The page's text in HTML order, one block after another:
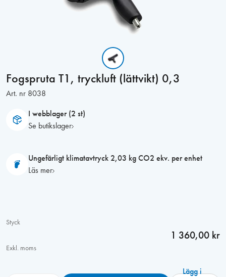
Fogspruta T1, tryckluft (lättvikt) 0,3
Art. nr 8038
I webblager (2 st)
Se butikslager
Ungefärligt klimatavtryck 2,03 kg CO2 ekv. per enhet
Läs mer
Styck
1 360,00 kr
Exkl. moms
Lägg i